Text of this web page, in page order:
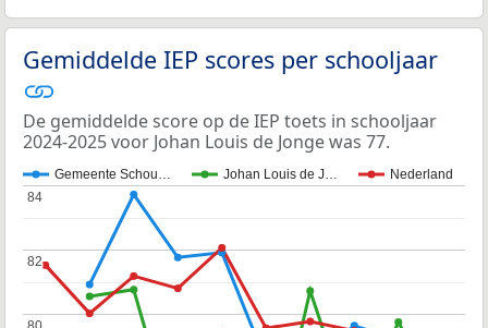
Gemiddelde IEP scores per schooljaar
De gemiddelde score op de IEP toets in schooljaar
2024-2025 voor Johan Louis de Jonge was 77.
Gemeente Schou… Johan Louis de J… Nederland
82
82
84
84